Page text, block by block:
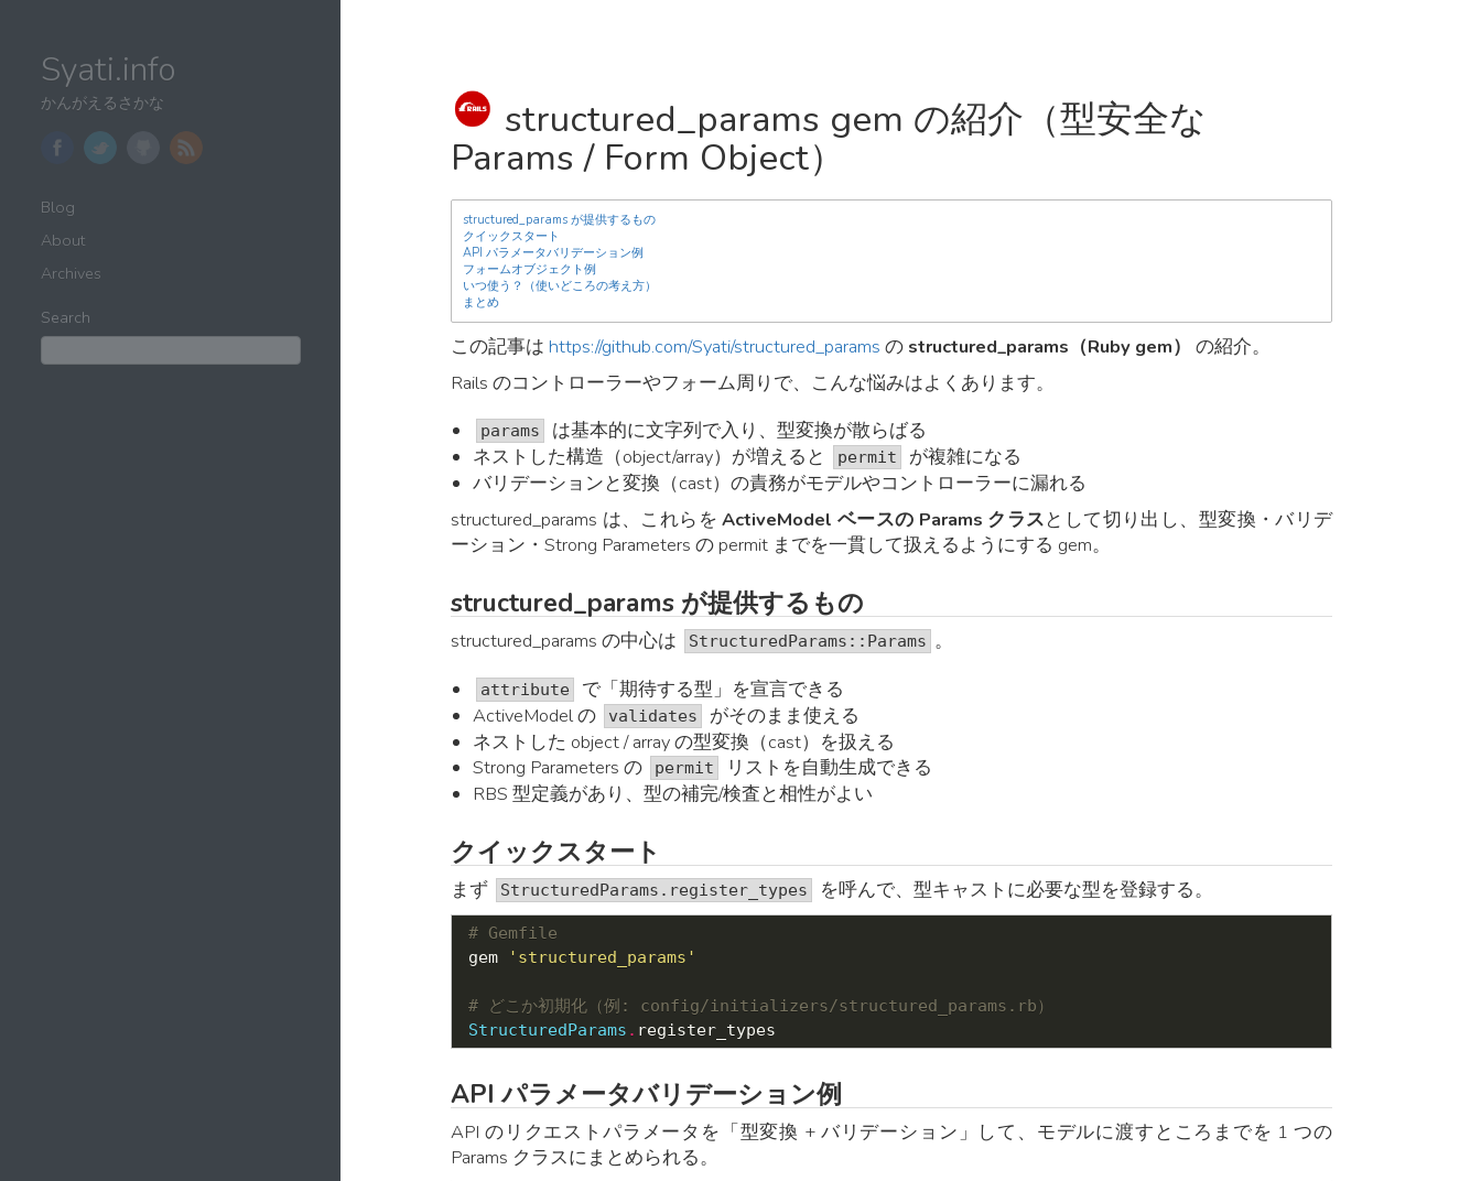
Syati.info
かんがえるさかな
Blog
About
Archives
Search
structured_params gem の紹介（型安全な
Params / Form Object）
structured_params が提供するもの
クイックスタート
API パラメータバリデーション例
フォームオブジェクト例
いつ使う？（使いどころの考え方）
まとめ
この記事は https://github.com/Syati/structured_params の structured_params（Ruby gem）
の紹介。
Rails のコントローラーやフォーム周りで、こんな悩みはよくあります。
params
は基本的に文字列で入り、型変換が散らばる
ネストした構造（object/array）が増えると
permit
が複雑になる
バリデーションと変換（cast）の責務がモデルやコントローラーに漏れる
structured_params は、これらをActiveModel ベースの Params クラスとして切り出し、型変換・バリデ
ーション・Strong Parameters の permit までを一貫して扱えるようにする gem。
structured_params が提供するもの
structured_params の中心は StructuredParams::Params 。
attribute
で「期待する型」を宣言できる
ActiveModel の
validates
がそのまま使える
ネストした object / array の型変換（cast）を扱える
Strong Parameters の
permit
リストを自動生成できる
RBS 型定義があり、型の補完/検査と相性がよい
クイックスタート
まず StructuredParams.register_types を呼んで、型キャストに必要な型を登録する。
# Gemfile
gem
'structured_params'
# どこか初期化（例: config/initializers/structured_params.rb）
StructuredParams .
API パラメータバリデーション例
API のリクエストパラメータを「型変換 + バリデーション」して、モデルに渡すところまでを 1 つの
Params クラスにまとめられる。